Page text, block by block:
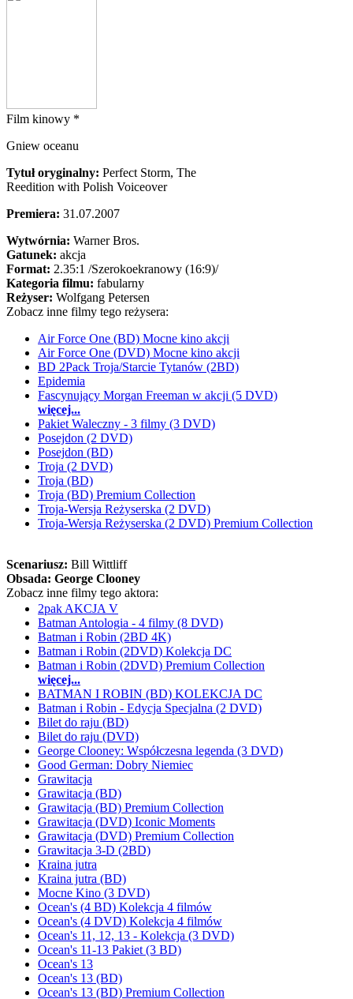
Film kinowy *
Gniew oceanu
Tytuł oryginalny: Perfect Storm, The
Reedition with Polish Voiceover
Premiera: 31.07.2007
Wytwórnia: Warner Bros.
Gatunek: akcja
Format: 2.35:1 /Szerokoekranowy (16:9)/
Kategoria filmu: fabularny
Reżyser: Wolfgang Petersen
Zobacz inne filmy tego reżysera:
Air Force One (BD) Mocne kino akcji
Air Force One (DVD) Mocne kino akcji
BD 2Pack Troja/Starcie Tytanów (2BD)
Epidemia
Fascynujący Morgan Freeman w akcji (5 DVD)
więcej...
Pakiet Waleczny - 3 filmy (3 DVD)
Posejdon (2 DVD)
Posejdon (BD)
Troja (2 DVD)
Troja (BD)
Troja (BD) Premium Collection
Troja-Wersja Reżyserska (2 DVD)
Troja-Wersja Reżyserska (2 DVD) Premium Collection
Scenariusz: Bill Wittliff
Obsada: George Clooney
Zobacz inne filmy tego aktora:
2pak AKCJA V
Batman Antologia - 4 filmy (8 DVD)
Batman i Robin (2BD 4K)
Batman i Robin (2DVD) Kolekcja DC
Batman i Robin (2DVD) Premium Collection
więcej...
BATMAN I ROBIN (BD) KOLEKCJA DC
Batman i Robin - Edycja Specjalna (2 DVD)
Bilet do raju (BD)
Bilet do raju (DVD)
George Clooney: Współczesna legenda (3 DVD)
Good German: Dobry Niemiec
Grawitacja
Grawitacja (BD)
Grawitacja (BD) Premium Collection
Grawitacja (DVD) Iconic Moments
Grawitacja (DVD) Premium Collection
Grawitacja 3-D (2BD)
Kraina jutra
Kraina jutra (BD)
Mocne Kino (3 DVD)
Ocean's (4 BD) Kolekcja 4 filmów
Ocean's (4 DVD) Kolekcja 4 filmów
Ocean's 11, 12, 13 - Kolekcja (3 DVD)
Ocean's 11-13 Pakiet (3 BD)
Ocean's 13
Ocean's 13 (BD)
Ocean's 13 (BD) Premium Collection